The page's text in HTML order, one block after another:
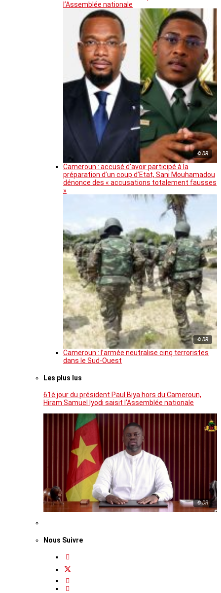
l’Assemblée nationale
© DR
Cameroun : accusé d’avoir participé à la
préparation d’un coup d’Etat, Sani Mouhamadou
dénonce des « accusations totalement fausses
»
© DR
Cameroun : l’armée neutralise cinq terroristes
dans le Sud-Ouest
Les plus lus
61è jour du président Paul Biya hors du Cameroun,
Hiram Samuel Iyodi saisit l’Assemblée nationale
© DR
Nous Suivre